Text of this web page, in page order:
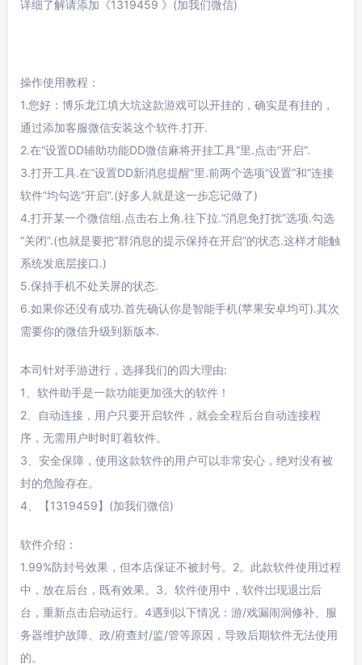
详细了解请添加《1319459 》(加我们微信)
操作使用教程：
1.您好：博乐龙江填大坑这款游戏可以开挂的，确实是有挂的，
通过添加客服微信安装这个软件.打开.
2.在“设置DD辅助功能DD微信麻将开挂工具”里.点击“开启”.
3.打开工具.在“设置DD新消息提醒”里.前两个选项“设置”和“连接
软件”均勾选“开启”.(好多人就是这一步忘记做了)
4.打开某一个微信组.点击右上角.往下拉.“消息免打扰”选项.勾选
“关闭”.(也就是要把“群消息的提示保持在开启”的状态.这样才能触
系统发底层接口.)
5.保持手机不处关屏的状态.
6.如果你还没有成功.首先确认你是智能手机(苹果安卓均可).其次
需要你的微信升级到新版本.
本司针对手游进行，选择我们的四大理由:
1、软件助手是一款功能更加强大的软件！
2、自动连接，用户只要开启软件，就会全程后台自动连接程
序，无需用户时时盯着软件。
3、安全保障，使用这款软件的用户可以非常安心，绝对没有被
封的危险存在。
4、【1319459】(加我们微信)
软件介绍：
1.99%防封号效果，但本店保证不被封号。2。此款软件使用过程
中，放在后台，既有效果。3。软件使用中，软件岀现退岀后
台，重新点击启动运行。4遇到以下情况：游/戏漏闹洞修补、服
务器维护故障、政/府查封/监/管等原因，导致后期软件无法使用
的。